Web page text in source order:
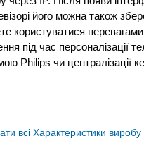
його можна також
користуватися перевагами
під час персоналізації
Philips чи централізації
всі Характеристики виробу